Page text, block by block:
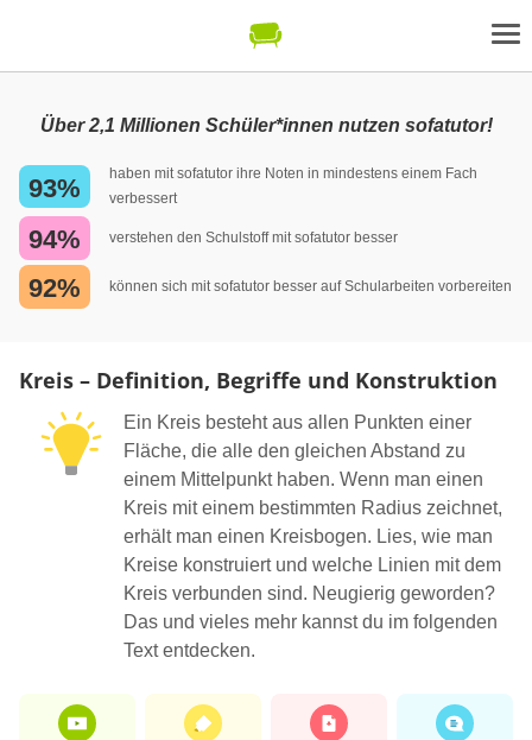
Über 2,1 Millionen Schüler*innen nutzen sofatutor!
93%
haben mit sofatutor ihre Noten in mindestens einem Fach
verbessert
94% verstehen den Schulstoff mit sofatutor besser
92% können sich mit sofatutor besser auf Schularbeiten vorbereiten
Kreis – Definition, Begriffe und Konstruktion
Ein Kreis besteht aus allen Punkten einer
Fläche, die alle den gleichen Abstand zu
einem Mittelpunkt haben. Wenn man einen
Kreis mit einem bestimmten Radius zeichnet,
erhält man einen Kreisbogen. Lies, wie man
Kreise konstruiert und welche Linien mit dem
Kreis verbunden sind. Neugierig geworden?
Das und vieles mehr kannst du im folgenden
Text entdecken.